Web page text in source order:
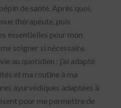
de santé. Après quoi,
thérapeute, puis
essentielles pour mon
soigner si nécessaire.
au quotidien : j’ai adapté
et ma routine à ma
ayurvédiques adaptées à
pour me permettre de